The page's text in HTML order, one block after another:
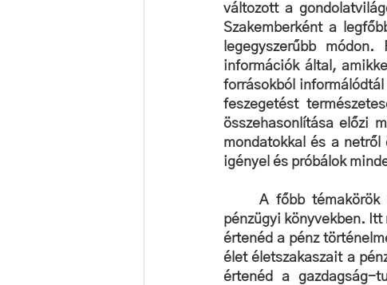
változott a
Szakemberként a
legegyszerűbb
információk által,
forrásokból
feszegetést
összehasonlítása előzi
mondatokkal és a netről
igényel és próbálok
A főbb
pénzügyi könyvekben. Itt
értenéd a pénz
élet életszakaszait a
értenéd a gazdagság-